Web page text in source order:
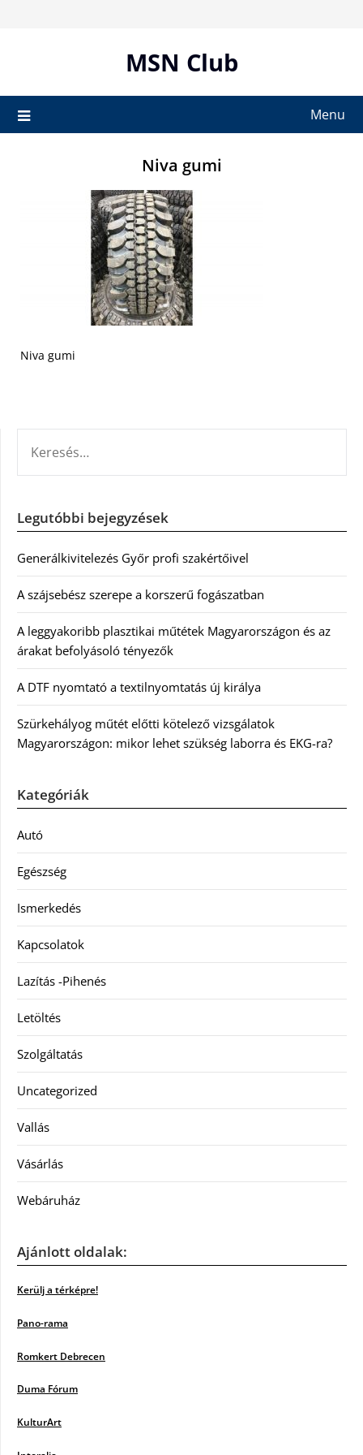
MSN Club
Menu
Niva gumi
Niva gumi
Legutóbbi bejegyzések
Generálkivitelezés Győr profi szakértőivel
A szájsebész szerepe a korszerű fogászatban
A leggyakoribb plasztikai műtétek Magyarországon és az
árakat befolyásoló tényezők
A DTF nyomtató a textilnyomtatás új királya
Szürkehályog műtét előtti kötelező vizsgálatok
Magyarországon: mikor lehet szükség laborra és EKG-ra?
Kategóriák
Autó
Egészség
Ismerkedés
Kapcsolatok
Lazítás -Pihenés
Letöltés
Szolgáltatás
Uncategorized
Vallás
Vásárlás
Webáruház
Ajánlott oldalak:
Kerülj a térképre!
Pano-rama
Romkert Debrecen
Duma Fórum
KulturArt